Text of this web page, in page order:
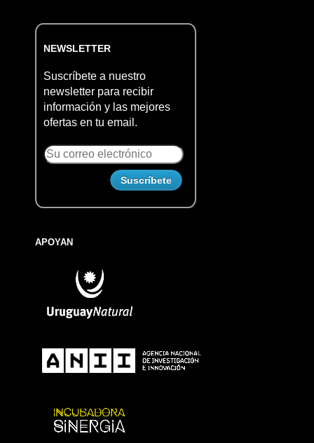
NEWSLETTER
Suscríbete a nuestro
newsletter para recibir
información y las mejores
ofertas en tu email.
APOYAN